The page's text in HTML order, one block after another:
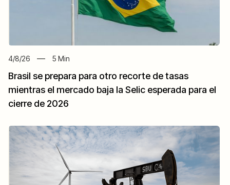
4/8/26 5 Min
Brasil se prepara para otro recorte de tasas
mientras el mercado baja la Selic esperada para el
cierre de 2026